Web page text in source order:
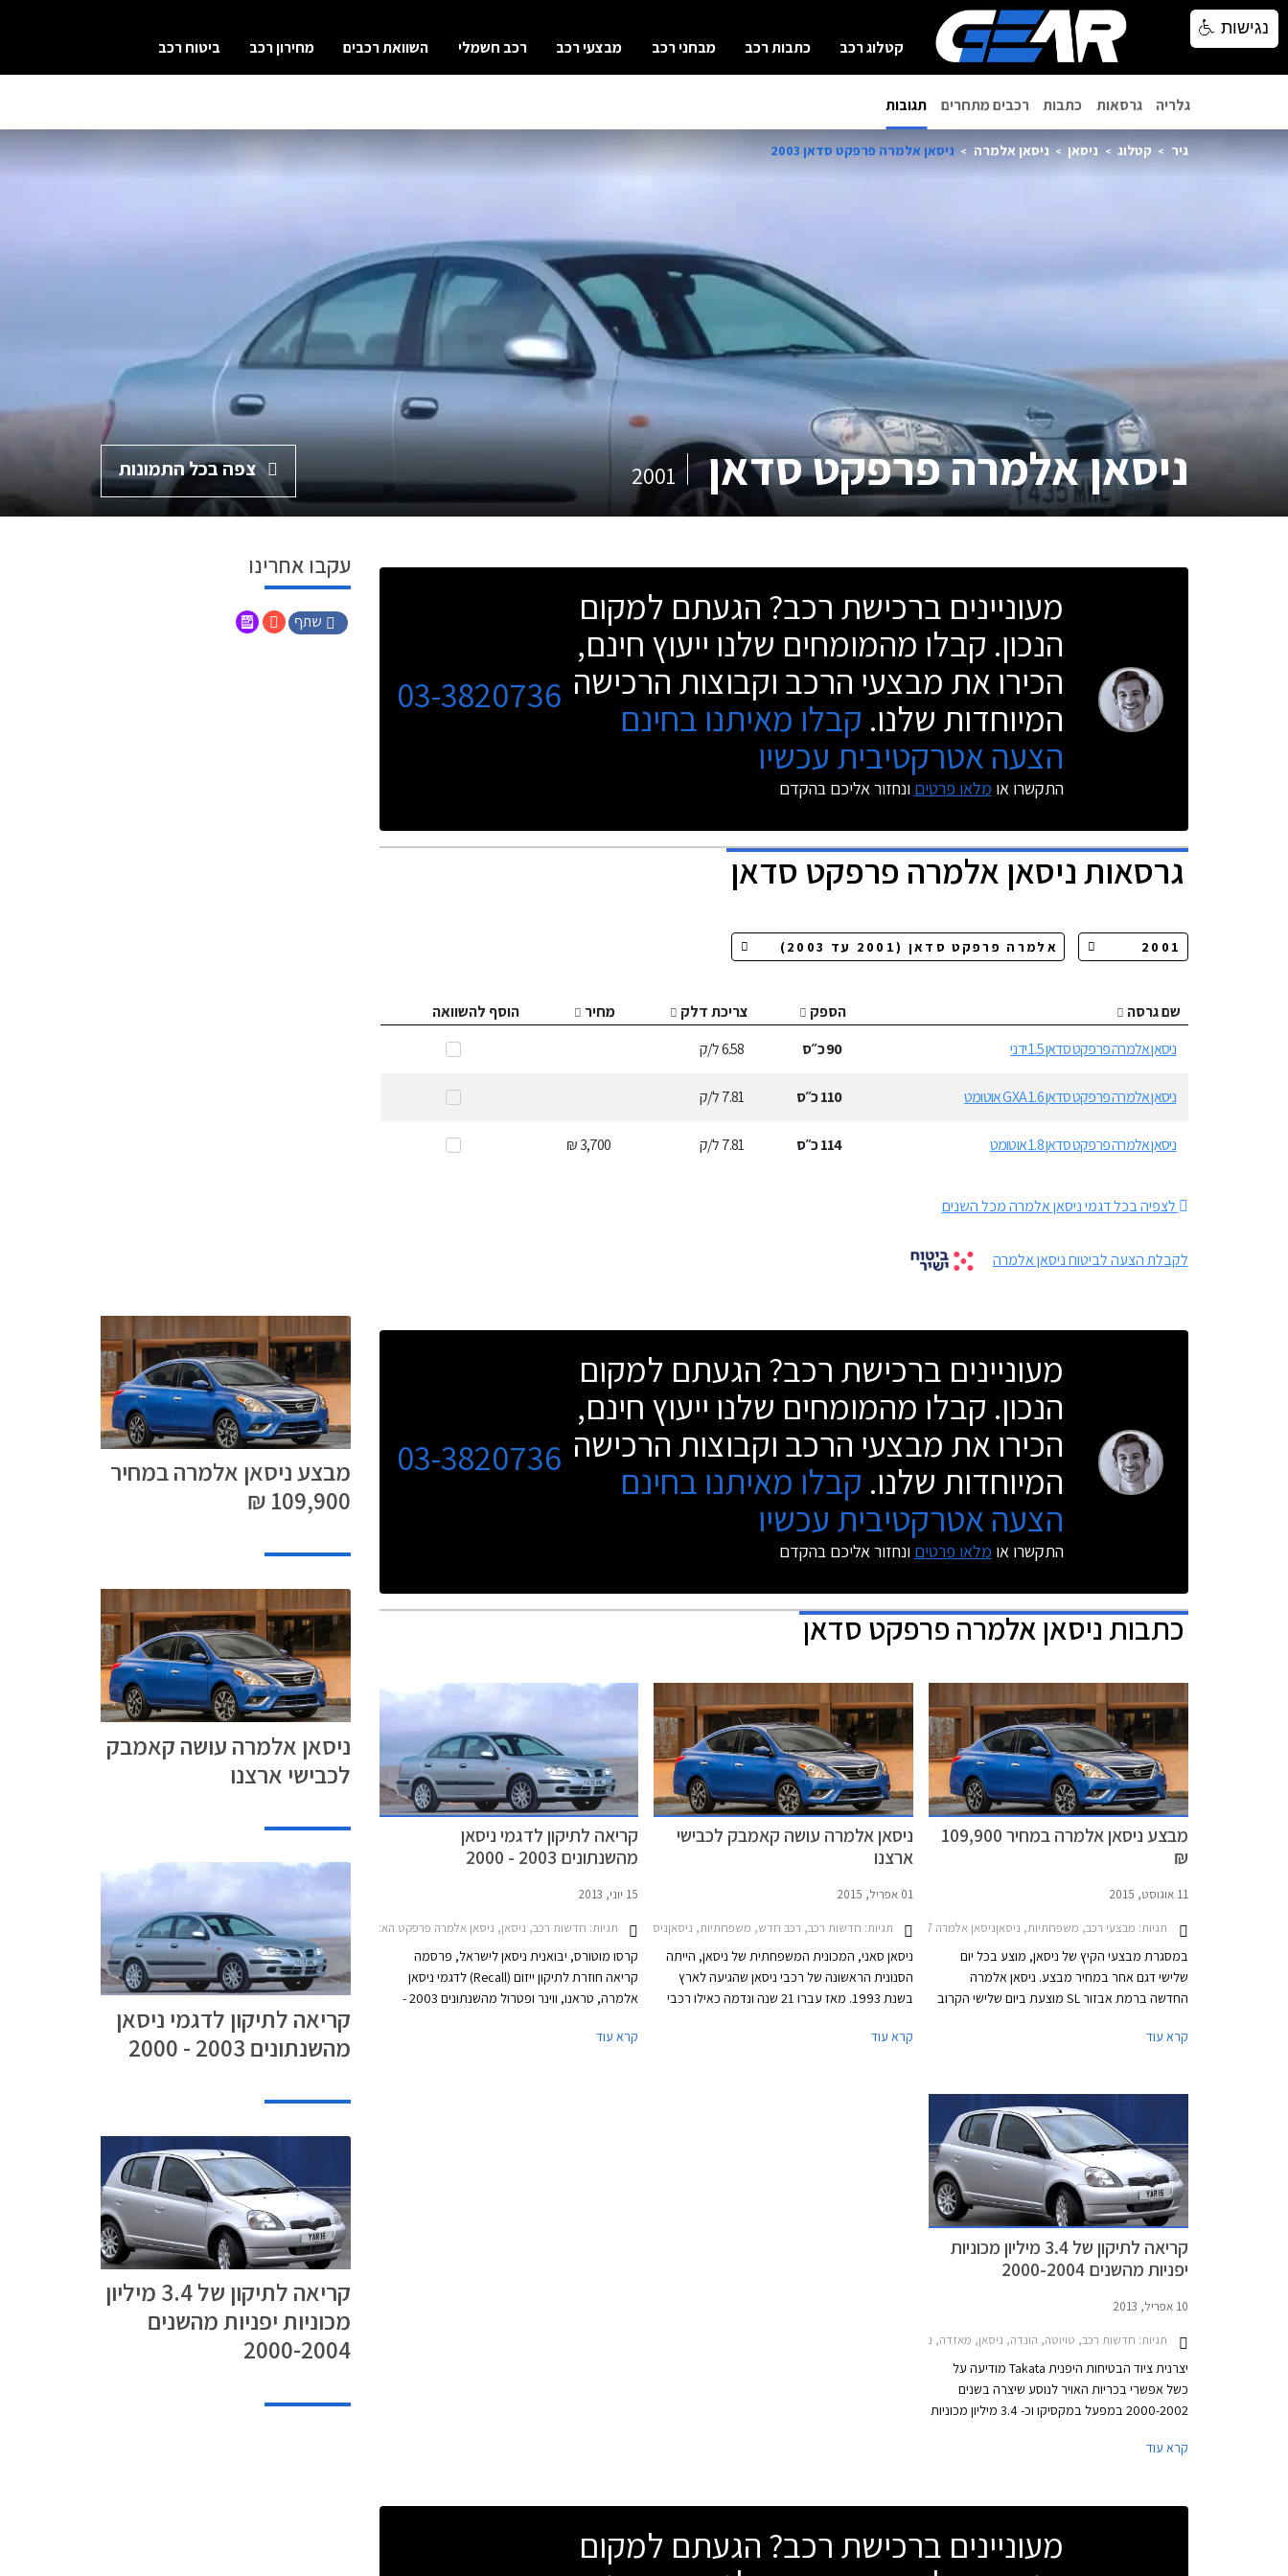
קטלוג רכב כתבות רכב מבחני רכב מבצעי רכב רכב חשמלי השוואת רכבים מחירון רכב ביטוח רכב
גלריה גרסאות כתבות רכבים מתחרים תגובות
גיר קטלוג ניסאן ניסאן אלמרה ניסאן אלמרה פרפקט סדאן 2003
ניסאן אלמרה פרפקט סדאן 2001 צפה בכל התמונות
מעוניינים ברכישת רכב? הגעתם למקום
הנכון. קבלו מהמומחים שלנו ייעוץ חינם,
הכירו את מבצעי הרכב וקבוצות הרכישה
המיוחדות שלנו. קבלו מאיתנו בחינם
הצעה אטרקטיבית עכשיו
התקשרו או מלאו פרטים ונחזור אליכם בהקדם
03-3820736
גרסאותניסאן אלמרה פרפקט סדאן
שם גרסה הספק צריכת דלק מחיר
הוסף להשוואה
ניסאן אלמרה פרפקט סדאן 1.5 ידני
90כ״ס 6.58ל/ק
ניסאן אלמרה פרפקט סדאן 1.6 GXA אוטומט 110כ״ס 7.81ל/ק
ניסאן אלמרה פרפקט סדאן 1.8 אוטומט 114כ״ס 7.81ל/ק 3,700 ₪
לצפיה בכל דגמי ניסאן אלמרה מכל השנים
לקבלת הצעה לביטוח ניסאן אלמרה
עקבו אחרינו
שתף
מעוניינים ברכישת רכב? הגעתם למקום
הנכון. קבלו מהמומחים שלנו ייעוץ חינם,
הכירו את מבצעי הרכב וקבוצות הרכישה
המיוחדות שלנו. קבלו מאיתנו בחינם
הצעה אטרקטיבית עכשיו
התקשרו או מלאו פרטים ונחזור אליכם בהקדם
03-3820736
כתבותניסאן אלמרה פרפקט סדאן
מבצע ניסאן אלמרה במחיר 109,900
₪
11 אוגוסט, 2015
תגיות: מבצעי רכב, משפחתיות, ניסאןניסאן אלמרה 2015-2017
במסגרת מבצעי הקיץ של ניסאן, מוצע בכל יום
שלישי דגם אחר במחיר מבצע. ניסאן אלמרה
החדשה ברמת אבזור SL מוצעת ביום שלישי הקרוב
8,590 ₪ ממחיר המחירון הרשמי העומד עלקרא עוד
ניסאן אלמרה עושה קאמבק לכבישי
ארצנו
01 אפריל, 2015
תגיות: חדשות רכב, רכב חדש, משפחתיות, ניסאןניסאן אלמרה 2015-2017
ניסאן סאני, המכונית המשפחתית של ניסאן, הייתה
הסנונית הראשונה של רכבי ניסאן שהגיעה לארץ
בשנת 1993. מאז עברו 21 שנה ונדמה כאילו רכבי
קרא עוד
קריאה לתיקון לדגמי ניסאן
מהשנתונים 2003 - 2000
15 יוני, 2013
תגיות: חדשות רכב, ניסאן, ניסאן אלמרה פרפקט האצ'בק 2001-2003, ניסאן אלמרה פרפקט סדאן 2001-2003, ניסאן ווינר 1999-2002, ניסאן ווינר 2003-2005, ניסאן טראנו ארוך 2000-2002, ניסאן טראנו ארוך 2003-2005, ניסאן טראנו קצר 2000-2002, ניסאן טראנו קצר 2003-2004, ניסאן פטרול ארוך 2001-2003ריקול
קרסו מוטורס, יבואנית ניסאן לישראל, פרסמה
קריאה חוזרת לתיקון ייזום (Recall) לדגמי ניסאן
אלמרה, טראנו, ווינר ופטרול מהשנתונים 2003 -
אפשרי ביחידת ניפוח האוויר בכרית האוויר בצד
קרא עוד
קריאה לתיקון של 3.4 מיליון מכוניות
יפניות מהשנים 2000-2004
10 אפריל, 2013
תגיות: חדשות רכב, טויוטה, הונדה, ניסאן, מאזדה, ניסאן אלמרה פרפקט האצ'בק 2001-2003, ניסאן אלמרה פרפקט סדאן 2001-2003, טויוטה יאריס 2000-2002, טויוטה קורולה 2001-2002, טויוטה קאמרי 2001-2001, הונדה ג'אז 2002-2004, הונדה סיוויק סדאן 2001-2004, ניסאן טראנו ארוך 2000-2002, ניסאן טראנו קצר 2000-2002, ניסאן מקסימה 2000-2005מאזדה 6 סדאן 2003-2006
יצרנית ציוד הבטיחות היפנית Takata מודיעה על
כשל אפשרי בכריות האויר לנוסע שיצרה בשנים
2000-2002 במפעל במקסיקו וכ- 3.4 מיליון מכוניות
קרא עוד
מעוניינים ברכישת רכב? הגעתם למקום
מבצע ניסאן אלמרה במחיר
109,900 ₪
ניסאן אלמרה עושה קאמבק
לכבישי ארצנו
קריאה לתיקון לדגמי ניסאן
מהשנתונים 2003 - 2000
קריאה לתיקון של 3.4 מיליון
מכוניות יפניות מהשנים
2000-2004
נגישות
נגישות